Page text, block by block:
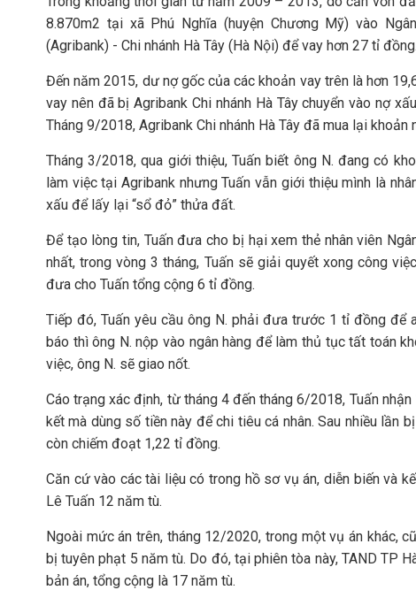
8.870m2 tại xã Phú Nghĩa (huyện Chương Mỹ) vào
(Agribank) - Chi nhánh Hà Tây (Hà Nội) để vay hơn 27 tỉ đồng.
Đến năm 2015, dư nợ gốc của các khoản vay trên là hơn
vay nên đã bị Agribank Chi nhánh Hà Tây chuyển vào nợ
Tháng 9/2018, Agribank Chi nhánh Hà Tây đã mua lại khoản
Tháng 3/2018, qua giới thiệu, Tuấn biết ông N. đang có
làm việc tại Agribank nhưng Tuấn vẫn giới thiệu mình là
xấu để lấy lại “sổ đỏ” thửa đất.
Để tạo lòng tin, Tuấn đưa cho bị hại xem thẻ nhân viên
nhất, trong vòng 3 tháng, Tuấn sẽ giải quyết xong công
đưa cho Tuấn tổng cộng 6 tỉ đồng.
Tiếp đó, Tuấn yêu cầu ông N. phải đưa trước 1 tỉ đồng để
báo thì ông N. nộp vào ngân hàng để làm thủ tục tất toán
việc, ông N. sẽ giao nốt.
Cáo trạng xác định, từ tháng 4 đến tháng 6/2018, Tuấn
kết mà dùng số tiền này để chi tiêu cá nhân. Sau nhiều lần
còn chiếm đoạt 1,22 tỉ đồng.
Căn cứ vào các tài liệu có trong hồ sơ vụ án, diễn biến và
Lê Tuấn 12 năm tù.
Ngoài mức án trên, tháng 12/2020, trong một vụ án khác,
bị tuyên phạt 5 năm tù. Do đó, tại phiên tòa này, TAND TP
bản án, tổng cộng là 17 năm tù.